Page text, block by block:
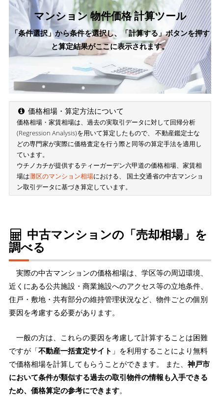
マンション 物件価格 計算ツール
「条件選択」から条件を選択し、「計算する」ボタンを押す
と算定結果がここに表示されます。
価格相場・算定方法について
価格相場・家賃相場は、過去の実取引データに対して回帰分析
(Regression Analysis)を用いて算定したもので、 不動産鑑定士な
どの専門家が実際に価格査定を行う際と同等の算定手法を適用し
ています。
ウチノカチが提供するティーガーデン六甲道の価格相場、家賃相
場は灘区のマンション相場における、 国土交通省の中古マンショ
ン取引データに基づき算定しています。
中古マンションの「売却相場」を
調べる
実際の中古マンションの価格相場は、学区等の周辺環境、
近くにある公共施設・商業施設へのアクセス等の立地条件、
住戸・敷地・共有部分の維持管理状況など、物件ごとの個別
要因を考慮する必要があります。
一般の方は、これらの要因を考慮して計算することは困難
ですが「不動産一括査定サイト 」を利用することにより無料
で価格相場を計算してもらうことができます。 また、 神戸市
において条件が類似する過去の取引物件の情報も入手できる
ため、価格算定の参考にできます。